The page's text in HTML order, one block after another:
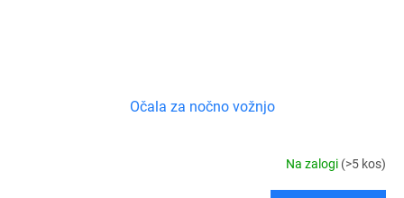
Očala za nočno vožnjo
Na zalogi (>5 kos)